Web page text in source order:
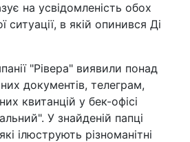
на усвідомленість обох
ситуації, в якій опинився Ді
"Рівера" виявили понад
документів, телеграм,
квитанцій у бек-офісі
У знайденій папці
ілюструють різноманітні